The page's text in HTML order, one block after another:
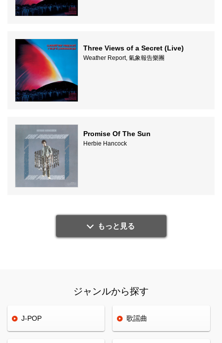
もっと見る
Three Views of a Secret (Live)
Weather Report, 氣象報告樂團
Promise Of The Sun
Herbie Hancock
ジャンルから探す
J-POP 歌謡曲